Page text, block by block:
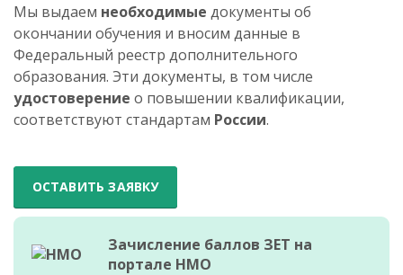
Мы выдаем необходимые документы об
окончании обучения и вносим данные в
Федеральный реестр дополнительного
образования. Эти документы, в том числе
удостоверение о повышении квалификации,
соответствуют стандартам России.
ОСТАВИТЬ ЗАЯВКУ
Зачисление баллов ЗЕТ на
портале НМО